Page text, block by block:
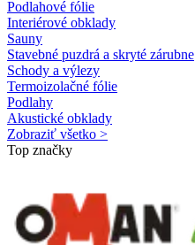
Podlahové fólie
Interiérové obklady
Sauny
Stavebné puzdrá a skryté zárubne
Schody a výlezy
Termoizolačné fólie
Podlahy
Akustické obklady
Zobraziť všetko >
Top značky